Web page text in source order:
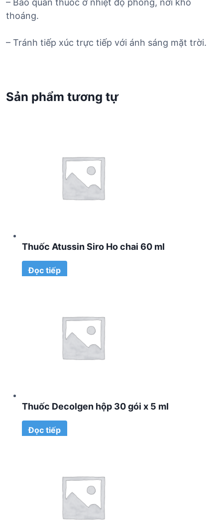
– Bảo quản thuốc ở nhiệt độ phòng, nơi khô
thoáng.
– Tránh tiếp xúc trực tiếp với ánh sáng mặt trời.
Sản phẩm tương tự
Thuốc Atussin Siro Ho chai 60 ml
Đọc tiếp
Thuốc Decolgen hộp 30 gói x 5 ml
Đọc tiếp